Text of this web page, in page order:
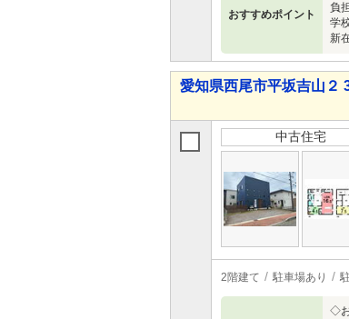
おすすめポイント
負
学
新
愛知県西尾市平坂吉山２
中古住宅
2階建て 駐車場あり
◇